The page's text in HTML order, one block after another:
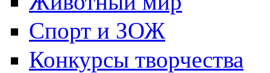
Спорт и ЗОЖ
Конкурсы творчества